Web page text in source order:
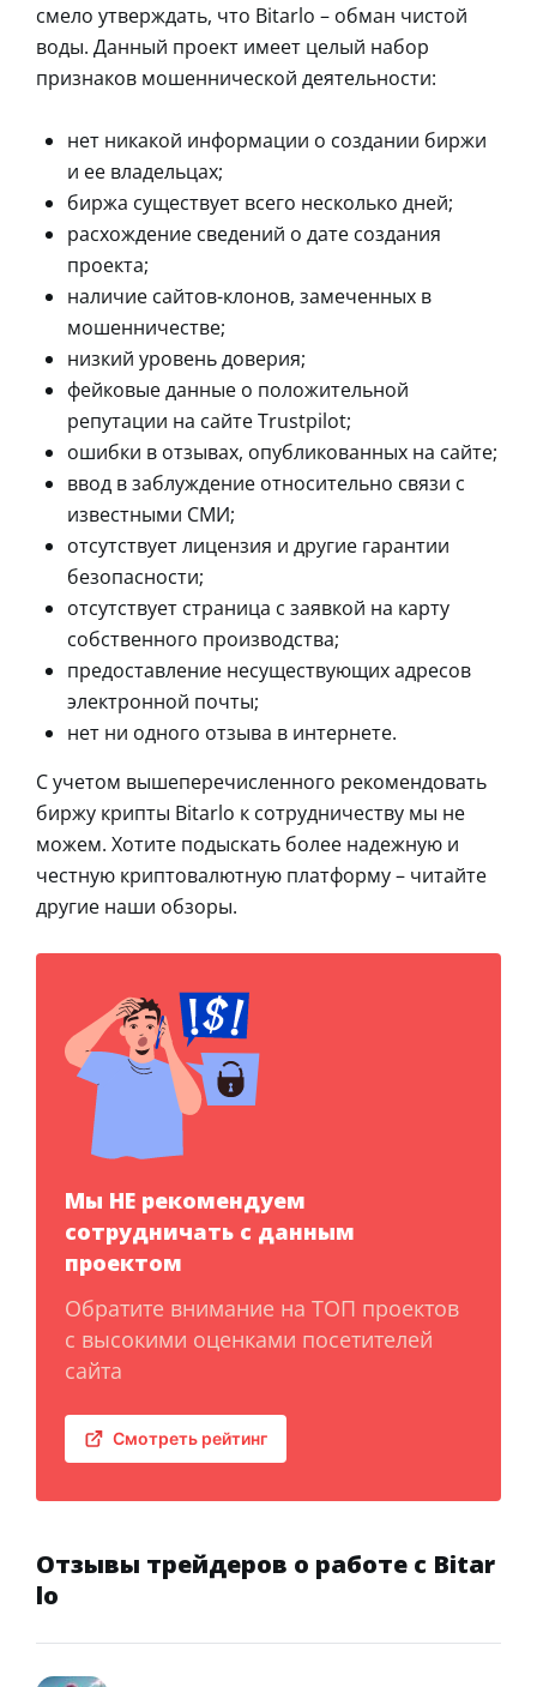
смело утверждать, что Bitarlo – обман чистой
воды. Данный проект имеет целый набор
признаков мошеннической деятельности:
нет никакой информации о создании биржи
и ее владельцах;
биржа существует всего несколько дней;
расхождение сведений о дате создания
проекта;
наличие сайтов-клонов, замеченных в
мошенничестве;
низкий уровень доверия;
фейковые данные о положительной
репутации на сайте Trustpilot;
ошибки в отзывах, опубликованных на сайте;
ввод в заблуждение относительно связи с
известными СМИ;
отсутствует лицензия и другие гарантии
безопасности;
отсутствует страница с заявкой на карту
собственного производства;
предоставление несуществующих адресов
электронной почты;
нет ни одного отзыва в интернете.
С учетом вышеперечисленного рекомендовать
биржу крипты Bitarlo к сотрудничеству мы не
можем. Хотите подыскать более надежную и
честную криптовалютную платформу – читайте
другие наши обзоры.
Мы НЕ рекомендуем
сотрудничать с данным
проектом
Обратите внимание на ТОП проектов
с высокими оценками посетителей
сайта
Смотреть рейтинг
Отзывы трейдеров о работе с Bitar
lo